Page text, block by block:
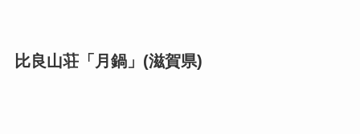
比良山荘「月鍋」(滋賀県)